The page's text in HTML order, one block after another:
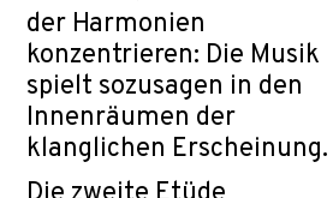
der Harmonien
konzentrieren: Die Musik
spielt sozusagen in den
Innenräumen der
klanglichen Erscheinung.